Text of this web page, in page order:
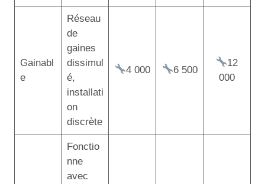
Gainabl
e
Réseau
de
gaines
dissimul
é,
installati
on
discrète
4 000 6 500
12
000
Fonctio
nne
avec